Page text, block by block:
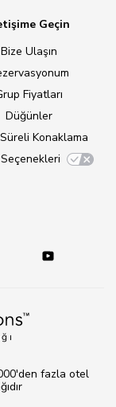
Geçin
Bize Ulaşın
Fiyatları
Düğünler
Konaklama
fazla otel